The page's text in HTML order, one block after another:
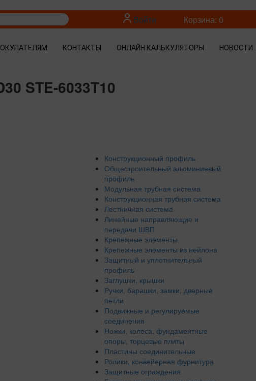
Войти Корзина: 0
КОНТАКТЫ ОНЛАЙН КАЛЬКУЛЯТОРЫ НОВОСТИ
STE-6033T10
Конструкционный профиль
Общестроительный алюминиевый
профиль
Модульная трубная система
Конструкционная трубная система
Лестничная система
Линейные направляющие и
передачи ШВП
Крепежные элементы
Крепежные элементы из нейлона
Защитный и уплотнительный
профиль
Заглушки, крышки
Ручки, барашки, замки, дверные
петли
Подвижные и регулируемые
соединения
Ножки, колеса, фундаментные
опоры, торцевые плиты
Пластины соединительные
Ролики, конвейерная фурнитура
Защитные ограждения